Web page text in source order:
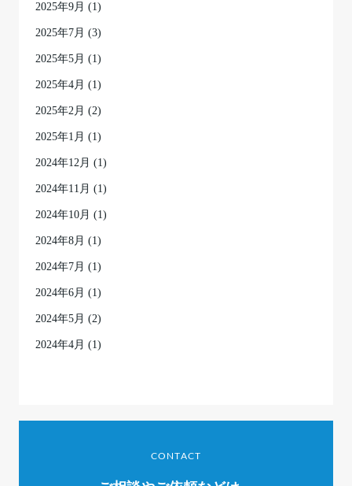
2025年9月 (1)
2025年7月 (3)
2025年5月 (1)
2025年4月 (1)
2025年2月 (2)
2025年1月 (1)
2024年12月 (1)
2024年11月 (1)
2024年10月 (1)
2024年8月 (1)
2024年7月 (1)
2024年6月 (1)
2024年5月 (2)
2024年4月 (1)
CONTACT